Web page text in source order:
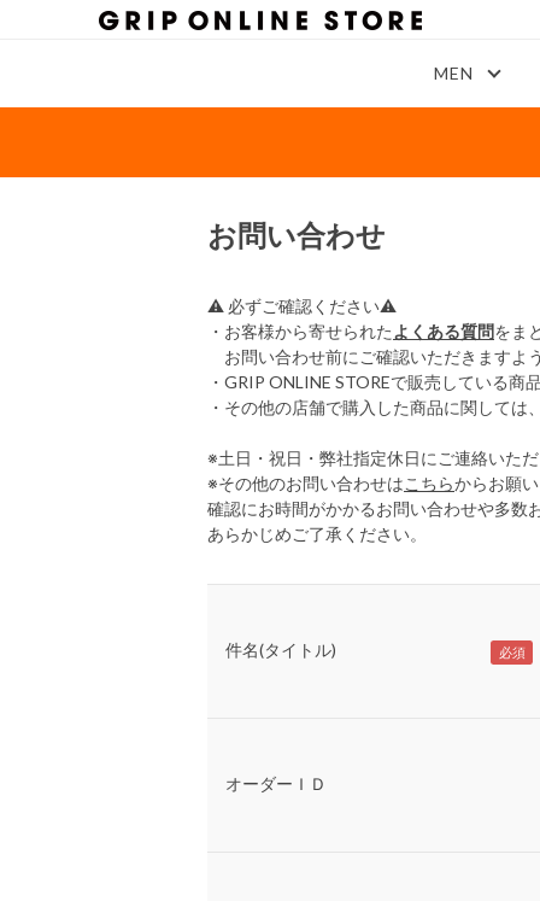
MEN
お問い合わせ
⚠ 必ずご確認ください⚠
・お客様から寄せられた よくある質問をま
お問い合わせ前にご確認いただきますよ
・GRIP ONLINE STOREで販売している
・その他の店舗で購入した商品に関して
※土日・祝日・弊社指定休日にご連絡いた
※その他のお問い合わせはこちらからお願
確認にお時間がかかるお問い合わせや多数
あらかじめご了承ください。
件名(タイトル)
オーダーＩＤ